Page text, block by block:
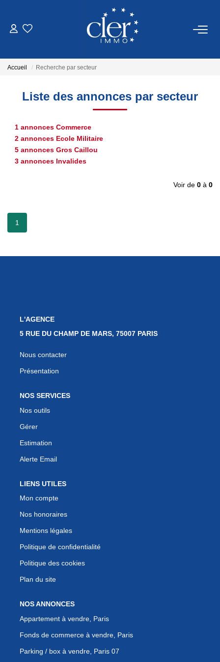
SERVICES
Gestion
CONTACT
Accueil Recherche par secteur
Liste des annonces par secteur
1 annonces Commerce
2 annonces Ecole Militaire
5 annonces Gros Caillou
3 annonces Invalides
Voir de 0 à 0
1
L'AGENCE
5 RUE DU CHAMP DE MARS, 75007 PARIS
Nous contacter
Présentation
NOS SERVICES
Nos outils
Gérer
Estimation
Alerte Email
LIENS UTILES
Mon compte
Nos honoraires
Mentions légales
Politique de confidentialité
Politique des cookies
Plan du site
NOS ANNONCES
Appartement à vendre, Paris
Fonds de commerce à vendre, Paris
Parking / box à vendre, Paris 07